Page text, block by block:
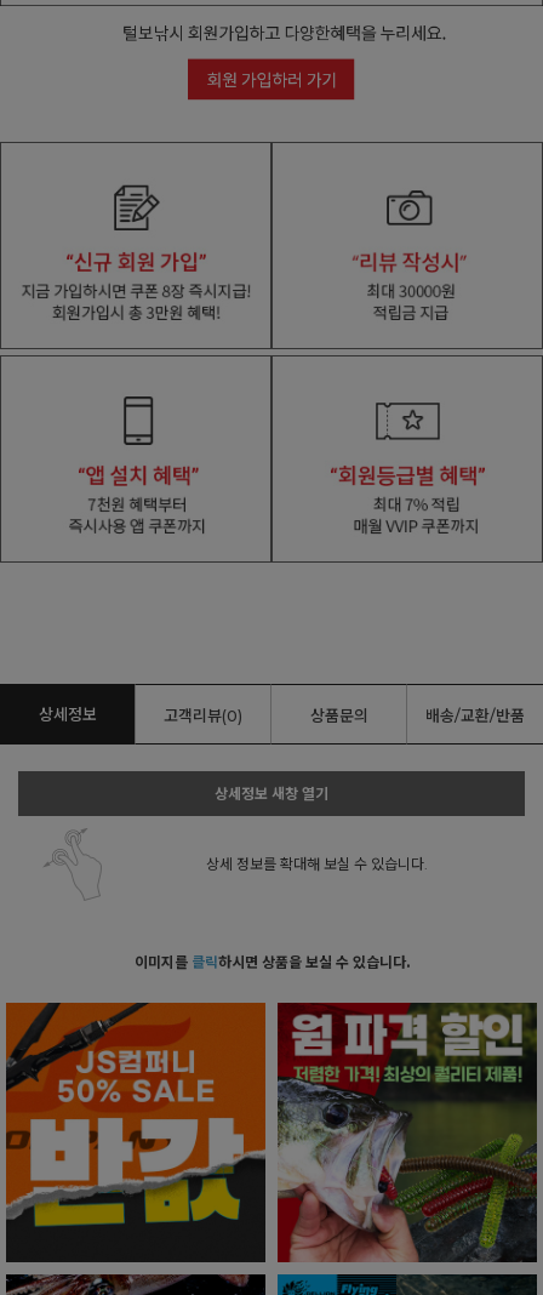
상세정보 고객리뷰(0) 상품문의 배송/교환/반품
상세정보 새창 열기
상세 정보를 확대해 보실 수 있습니다.
이미지를 클릭하시면 상품을 보실 수 있습니다.